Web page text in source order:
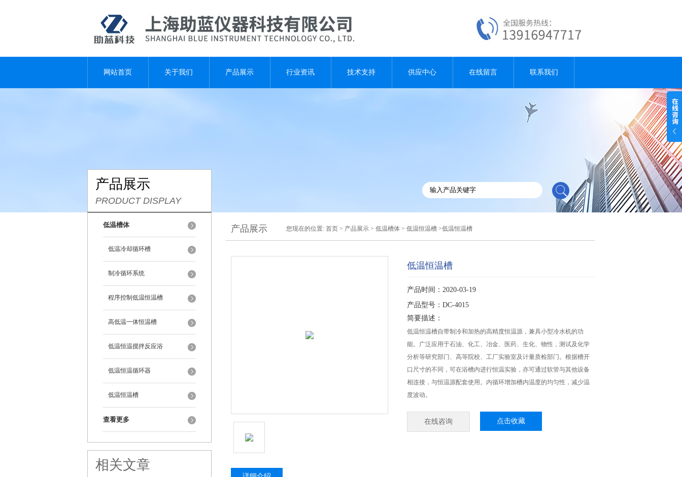
网站首页 关于我们 产品展示 行业资讯 技术支持 供应中心 在线留言 联系我们
产品展示
PRODUCT DISPLAY
低温槽体
低温冷却循环槽
制冷循环系统
程序控制低温恒温槽
高低温一体恒温槽
低温恒温搅拌反应浴
低温恒温循环器
低温恒温槽
查看更多
相关文章
产品展示 您现在的位置: 首页 > 产品展示 > 低温槽体 > 低温恒温槽 >低温恒温槽
低温恒温槽
产品时间：2020-03-19
产品型号：DC-4015
简要描述：
低温恒温槽自带制冷和加热的高精度恒温源，兼具小型冷水机的功
能。广泛应用于石油、化工、冶金、医药、生化、物性，测试及化学
分析等研究部门、高等院校、工厂实验室及计量质检部门。根据槽开
口尺寸的不同，可在浴槽内进行恒温实验，亦可通过软管与其他设备
相连接，与恒温源配套使用。内循环增加槽内温度的均匀性，减少温
度波动。
在线咨询 点击收藏